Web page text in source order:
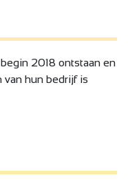
2018 ontstaan en
van hun bedrijf is